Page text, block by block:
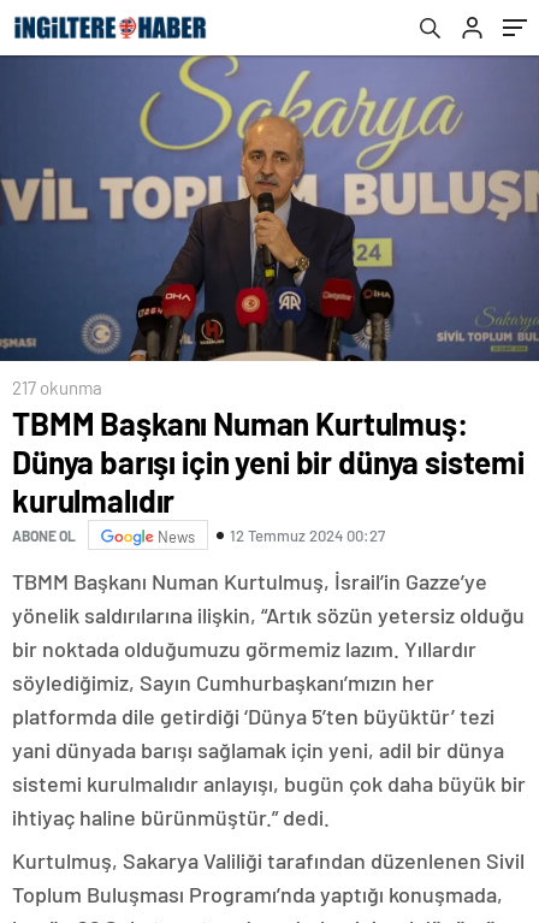
217 okunma
TBMM Başkanı Numan Kurtulmuş:
Dünya barışı için yeni bir dünya sistemi
kurulmalıdır
ABONE OL News 12 Temmuz 2024 00:27
TBMM Başkanı Numan Kurtulmuş, İsrail’in Gazze’ye
yönelik saldırılarına ilişkin, “Artık sözün yetersiz olduğu
bir noktada olduğumuzu görmemiz lazım. Yıllardır
söylediğimiz, Sayın Cumhurbaşkanı’mızın her
platformda dile getirdiği ‘Dünya 5’ten büyüktür’ tezi
yani dünyada barışı sağlamak için yeni, adil bir dünya
sistemi kurulmalıdır anlayışı, bugün çok daha büyük bir
ihtiyaç haline bürünmüştür.” dedi.
Kurtulmuş, Sakarya Valiliği tarafından düzenlenen Sivil
Toplum Buluşması Programı’nda yaptığı konuşmada,